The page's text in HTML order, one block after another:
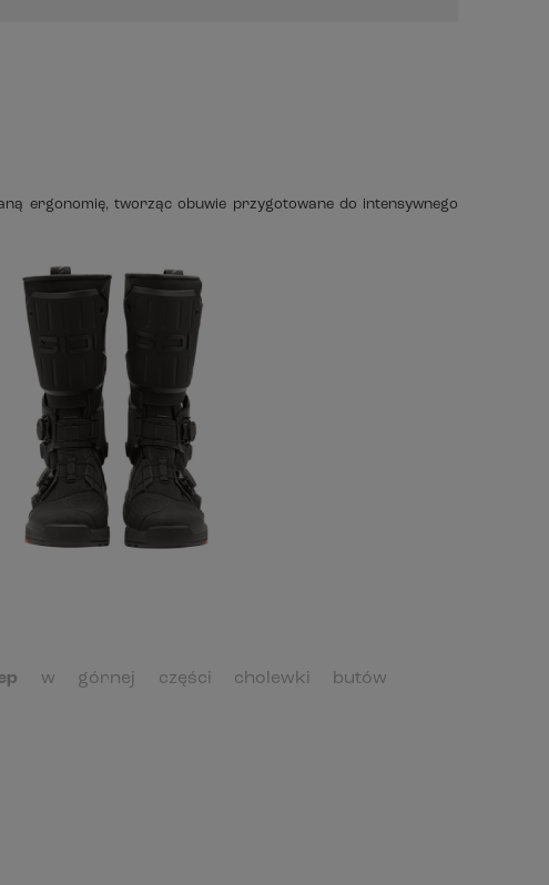
ergonomię, tworząc obuwie przygotowane do intensywnego
w górnej części cholewki butów
ucisku i zapewnia komfort nawet podczas